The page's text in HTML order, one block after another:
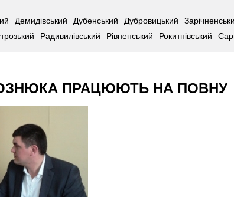
Демидівський Дубенський Дубровицький
Радивилівський Рівненський Рокитнівський
ПРАЦЮЮТЬ НА ПОВНУ